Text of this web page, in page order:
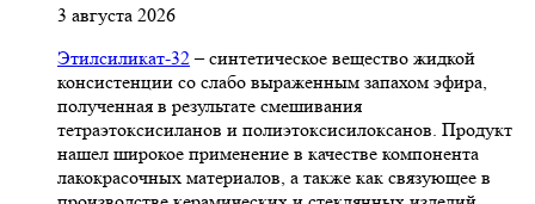
3 августа 2026
Этилсиликат-32– синтетическое вещество жидкой
консистенции со слабо выраженным запахом эфира,
полученная в результате смешивания
тетpаэтоксисиланов и полиэтоксисилоксанов. Продукт
нашел широкое применение в качестве компонента
лакокрасочных материалов, а также как связующее в